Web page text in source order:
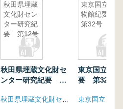
秋田県埋蔵
文化財セン
ター研究紀
要 第12号
秋田県埋蔵文化財セ
ンター研究紀要 第
東京国立博
物館紀要
第32号
東京国立博
要 第32号
東京国立博物